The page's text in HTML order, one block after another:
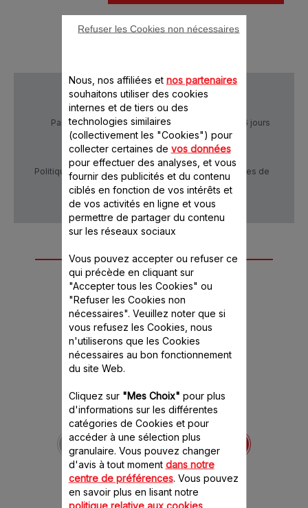
Paiement Sécurisé Livraison sous 5 à 6 jours
Politique de confidentialité
Conditions générales de
vente
Autre(s) accessoire(s)
recommandé(s)
Bille de
décompression pour
Cookeo / Cook 4 Me
SS-994408
Un régulateur de vapeur
indispensable !
Stock disponible.
Nous, nos affiliées et nos partenaires
souhaitons utiliser des cookies
internes et de tiers ou des
technologies similaires
(collectivement les "Cookies") pour
collecter certaines de vos données
pour effectuer des analyses, et vous
fournir des publicités et du contenu
ciblés en fonction de vos intérêts et
de vos activités en ligne et vous
permettre de partager du contenu
sur les réseaux sociaux
Vous pouvez accepter ou refuser ce
qui précède en cliquant sur
"Accepter tous les Cookies" ou
"Refuser les Cookies non
nécessaires". Veuillez noter que si
vous refusez les Cookies, nous
n'utiliserons que les Cookies
nécessaires au bon fonctionnement
du site Web.
Cliquez sur "Mes Choix" pour plus
d'informations sur les différentes
catégories de Cookies et pour
accéder à une sélection plus
granulaire. Vous pouvez changer
d'avis à tout moment dans notre
centre de préférences. Vous pouvez
en savoir plus en lisant notre
politique relative aux cookies.
Refuser les Cookies non nécessaires